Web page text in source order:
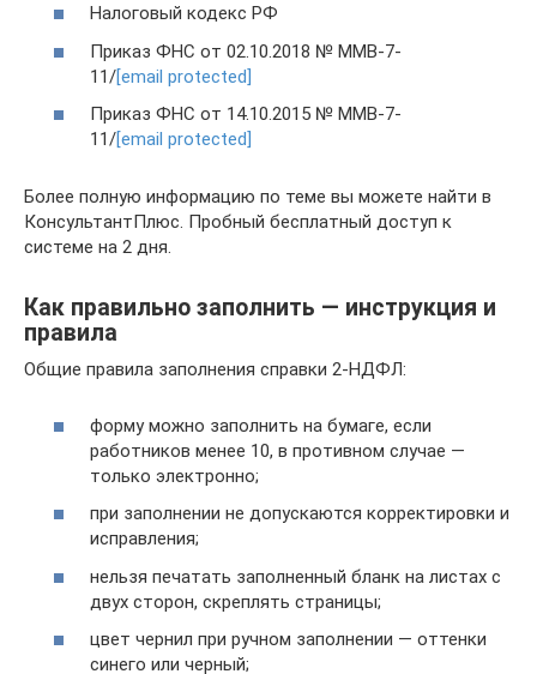
Налоговый кодекс РФ
Приказ ФНС от 02.10.2018 № ММВ-7-
11/[email protected]
Приказ ФНС от 14.10.2015 № ММВ-7-
11/[email protected]
Более полную информацию по теме вы можете найти в
КонсультантПлюс. Пробный бесплатный доступ к
системе на 2 дня.
Как правильно заполнить — инструкция и
правила
Общие правила заполнения справки 2-НДФЛ:
форму можно заполнить на бумаге, если
работников менее 10, в противном случае —
только электронно;
при заполнении не допускаются корректировки и
исправления;
нельзя печатать заполненный бланк на листах с
двух сторон, скреплять страницы;
цвет чернил при ручном заполнении — оттенки
синего или черный;